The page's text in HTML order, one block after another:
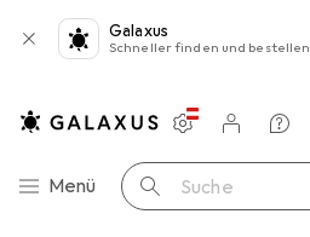
Galaxus
Schneller finden und bestellen
Navigation nach Kategorien
Menü Suche
Einstellungen
Kundenkonto
Vergleichslisten
Merklisten
Warenkorb